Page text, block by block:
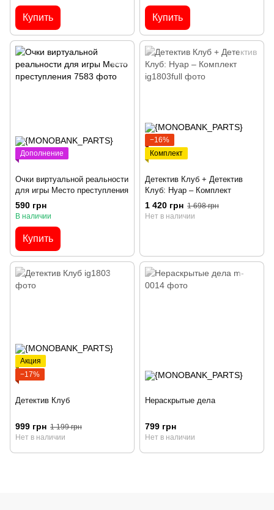
Купить Купить
Дополнение
Очки виртуальной реальности
для игры Место преступления
590 грн
В наличии
Купить
−16%
Комплект
Детектив Клуб + Детектив
Клуб: Нуар – Комплект
1 420 грн 1 698 грн
Нет в наличии
Акция
−17%
Детектив Клуб
999 грн 1 199 грн
Нет в наличии
Нераскрытые дела
799 грн
Нет в наличии